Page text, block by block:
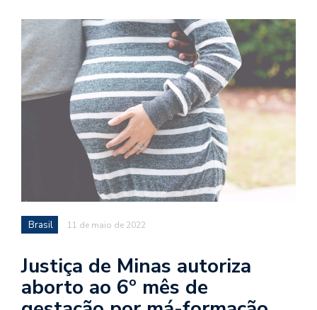
Brasil 11 de maio de 2022
Justiça de Minas autoriza
aborto ao 6º mês de